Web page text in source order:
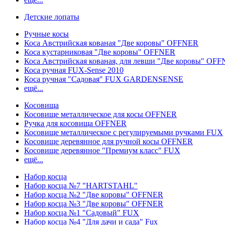
Детские лопаты
Ручные косы
Коса Австрийская кованая "Две коровы" OFFNER
Коса кустарниковая "Две коровы" OFFNER
Коса Австрийская кованая, для левши "Две коровы"
Коса ручная FUX-Sense 2010
Коса ручная "Садовая" FUX GARDENSENSE
ещё...
Косовища
Косовище металлическое для косы OFFNER
Ручка для косовища OFFNER
Косовище металлическое с регулируемыми ручками FUX
Косовище деревянное для ручной косы OFFNER
Косовище деревянное "Премиум класс" FUX
ещё...
Набор косца
Набор косца №7 "HARTSTAHL"
Набор косца №2 "Две коровы" OFFNER
Набор косца №3 "Две коровы" OFFNER
Набор косца №1 "Садовый" FUX
Набор косца №4 "Для дачи и сада" Fux